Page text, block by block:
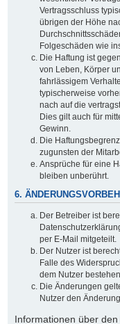
Vertragsschluss
übrigen der Höhe
Folgeschäden wie
Die Haftung ist
von Leben, Körper
fahrlässigem
typischerweise
nach auf die
Dies gilt auch für
Gewinn.
Die
zugunsten der
Ansprüche für eine
bleiben unberührt.
6.
Der Betreiber ist
per E-Mail mitgeteilt.
Der Nutzer ist
Falle des
dem Nutzer
Die Änderungen
Nutzer den
Informationen über